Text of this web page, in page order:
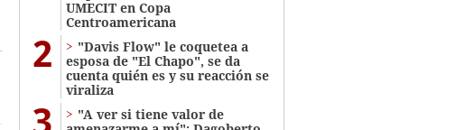
UMECIT en Copa
Centroamericana
2
"Davis Flow" le coquetea a
esposa de "El Chapo", se da
cuenta quién es y su reacción se
viraliza
"A ver si tiene valor de